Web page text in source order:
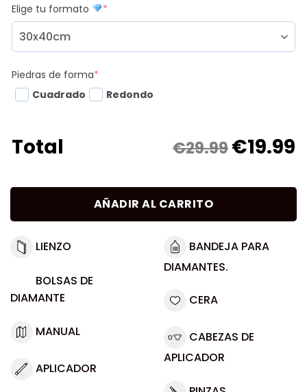
Elige tu formato *
Piedras de forma*
Cuadrado
Redondo
Total €29.99€19.99
AÑADIR AL CARRITO
LIENZO
BOLSAS DE
DIAMANTE
MANUAL
APLICADOR
BANDEJA PARA
DIAMANTES.
CERA
CABEZAS DE
APLICADOR